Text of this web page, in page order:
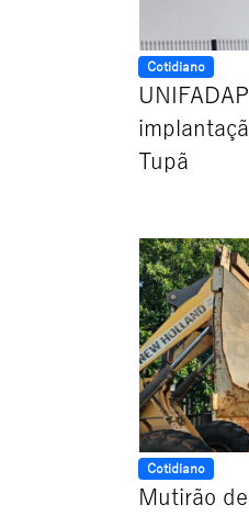
Cotidiano
Tupã
Cotidiano
Mutirão